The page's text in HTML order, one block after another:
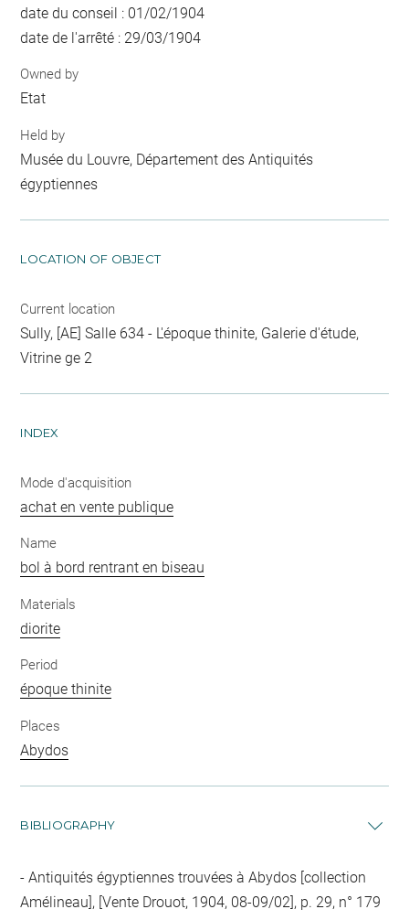
date du conseil : 01/02/1904
date de l'arrêté : 29/03/1904
Owned by
Etat
Held by
Musée du Louvre, Département des Antiquités
égyptiennes
LOCATION OF OBJECT
Current location
Sully, [AE] Salle 634 - L'époque thinite, Galerie d'étude,
Vitrine ge 2
INDEX
Mode d'acquisition
achat en vente publique
Name
bol à bord rentrant en biseau
Materials
diorite
Period
époque thinite
Places
Abydos
BIBLIOGRAPHY
Antiquités égyptiennes trouvées à Abydos [collection
Amélineau], [Vente Drouot, 1904, 08-09/02], p. 29, n° 179